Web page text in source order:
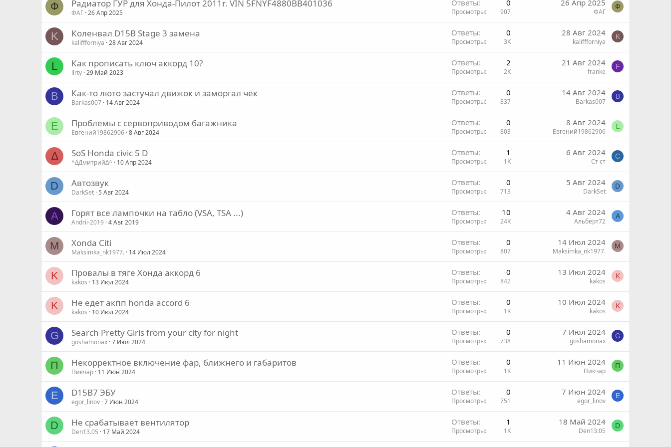
Ф Радиатор ГУР для Хонда-Пилот 2011г. VIN 5FNYF4880BB401036
ФАГ 26 Апр 2025
Ответы 0
Просмотры 907
26 Апр 2025
ФАГ
Ф
K Коленвал D15B Stage 3 замена
kaliffforniya 28 Авг 2024
Ответы 0
Просмотры 3K
28 Авг 2024
kaliffforniya
K
L Как прописать ключ аккорд 10?
llrty 29 Май 2023
Ответы 2
Просмотры 2K
21 Авг 2024
franke
F
B Как-то люто застучал движок и заморгал чек
Barkas007 14 Авг 2024
Ответы 0
Просмотры 837
14 Авг 2024
Barkas007
B
Е Проблемы с сервоприводом багажника
Евгений19862906 8 Авг 2024
Ответы 0
Просмотры 803
8 Авг 2024
Евгений19862906
Е
∆ SoS Honda civic 5 D
^∆Дмитрий∆^ 10 Апр 2024
Ответы 1
Просмотры 1K
6 Авг 2024
Ст ст
С
D Автозвук
DarkSet 5 Авг 2024
Ответы 0
Просмотры 713
5 Авг 2024
DarkSet
D
A Горят все лампочки на табло (VSA, TSA ...)
Andrii-2019 4 Авг 2019
Ответы 10
Просмотры 24K
4 Авг 2024
Альберт72
А
M Xonda Citi
Maksimka_nk1977. 14 Июл 2024
Ответы 0
Просмотры 807
14 Июл 2024
Maksimka_nk1977.
M
K Провалы в тяге Хонда аккорд 6
kakos 13 Июл 2024
Ответы 0
Просмотры 842
13 Июл 2024
kakos
K
K Не едет акпп honda accord 6
kakos 10 Июл 2024
Ответы 0
Просмотры 1K
10 Июл 2024
kakos
K
G Search Pretty Girls from your city for night
goshamonax 7 Июл 2024
Ответы 0
Просмотры 738
7 Июл 2024
goshamonax
G
П Некорректное включение фар, ближнего и габаритов
Пикчар 11 Июн 2024
Ответы 0
Просмотры 1K
11 Июн 2024
Пикчар
П
E D15B7 ЭБУ
egor_linov 7 Июн 2024
Ответы 0
Просмотры 751
7 Июн 2024
egor_linov
E
D Не срабатывает вентилятор
Den13.05 17 Май 2024
Ответы 1
Просмотры 1K
18 Май 2024
Den13.05
D